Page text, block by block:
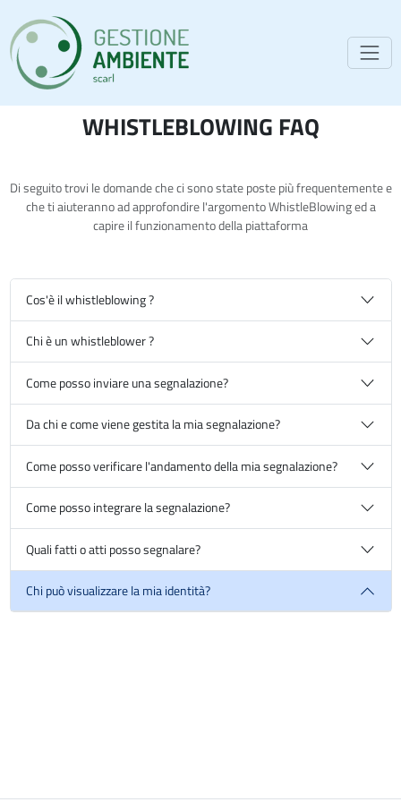
WHISTLEBLOWING FAQ
Di seguito trovi le domande che ci sono state poste più frequentemente e
che ti aiuteranno ad approfondire l'argomento WhistleBlowing ed a
capire il funzionamento della piattaforma
Cos'è il whistleblowing ?
Chi è un whistleblower ?
Come posso inviare una segnalazione?
Da chi e come viene gestita la mia segnalazione?
Come posso verificare l'andamento della mia segnalazione?
Come posso integrare la segnalazione?
Quali fatti o atti posso segnalare?
Chi può visualizzare la mia identità?